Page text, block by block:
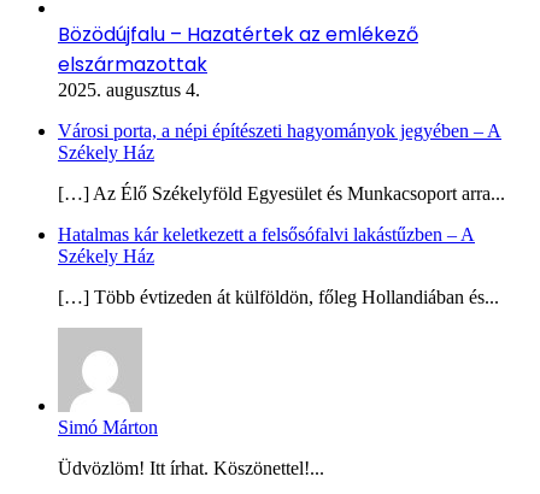
Bözödújfalu – Hazatértek az emlékező
elszármazottak
2025. augusztus 4.
Városi porta, a népi építészeti hagyományok jegyében – A
Székely Ház
[…] Az Élő Székelyföld Egyesület és Munkacsoport arra...
Hatalmas kár keletkezett a felsősófalvi lakástűzben – A
Székely Ház
[…] Több évtizeden át külföldön, főleg Hollandiában és...
Simó Márton
Üdvözlöm! Itt írhat. Köszönettel!...